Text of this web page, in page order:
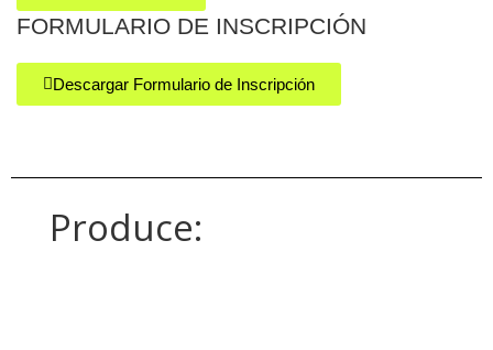
FORMULARIO DE INSCRIPCIÓN
Descargar Formulario de Inscripción
Produce: